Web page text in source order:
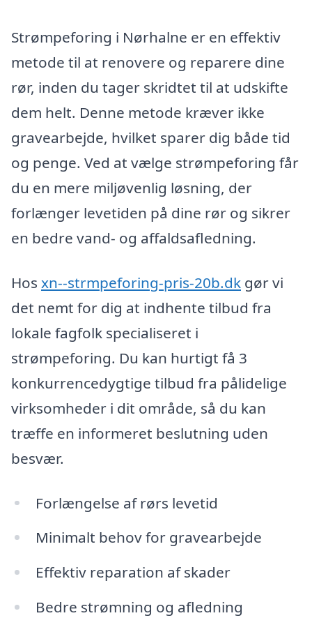
Strømpeforing i Nørhalne er en effektiv
metode til at renovere og reparere dine
rør, inden du tager skridtet til at udskifte
dem helt. Denne metode kræver ikke
gravearbejde, hvilket sparer dig både tid
og penge. Ved at vælge strømpeforing får
du en mere miljøvenlig løsning, der
forlænger levetiden på dine rør og sikrer
en bedre vand- og affaldsafledning.
Hos xn--strmpeforing-pris-20b.dk gør vi
det nemt for dig at indhente tilbud fra
lokale fagfolk specialiseret i
strømpeforing. Du kan hurtigt få 3
konkurrencedygtige tilbud fra pålidelige
virksomheder i dit område, så du kan
træffe en informeret beslutning uden
besvær.
Forlængelse af rørs levetid
Minimalt behov for gravearbejde
Effektiv reparation af skader
Bedre strømning og afledning